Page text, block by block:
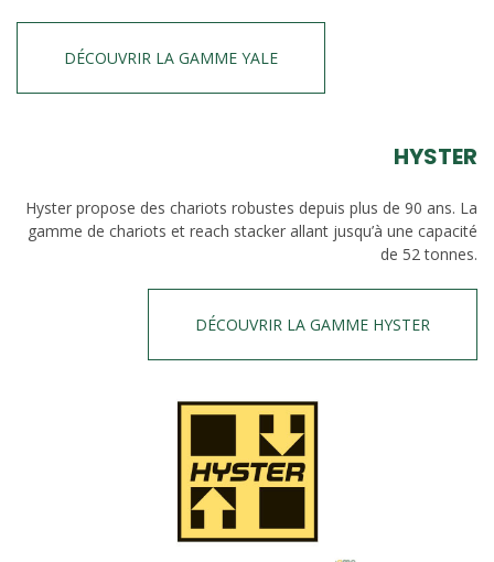
DÉCOUVRIR LA GAMME YALE
HYSTER
Hyster propose des chariots robustes depuis plus de 90 ans. La
gamme de chariots et reach stacker allant jusqu’à une capacité
de 52 tonnes.
DÉCOUVRIR LA GAMME HYSTER